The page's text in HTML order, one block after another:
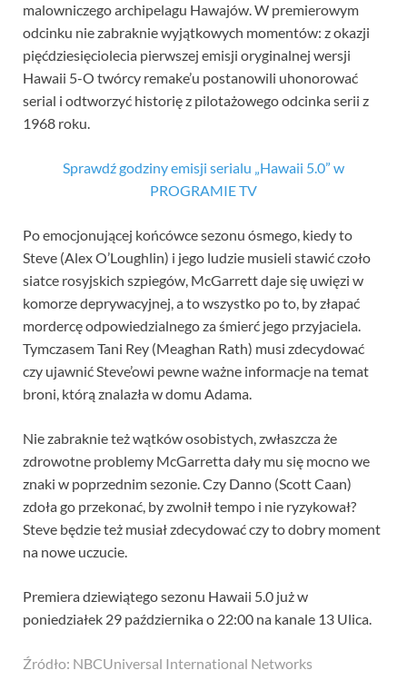
malowniczego archipelagu Hawajów. W premierowym
odcinku nie zabraknie wyjątkowych momentów: z okazji
pięćdziesięciolecia pierwszej emisji oryginalnej wersji
Hawaii 5-O twórcy remake’u postanowili uhonorować
serial i odtworzyć historię z pilotażowego odcinka serii z
1968 roku.
Sprawdź godziny emisji serialu „Hawaii 5.0” w
PROGRAMIE TV
Po emocjonującej końcówce sezonu ósmego, kiedy to
Steve (Alex O’Loughlin) i jego ludzie musieli stawić czoło
siatce rosyjskich szpiegów, McGarrett daje się uwięzi w
komorze deprywacyjnej, a to wszystko po to, by złapać
mordercę odpowiedzialnego za śmierć jego przyjaciela.
Tymczasem Tani Rey (Meaghan Rath) musi zdecydować
czy ujawnić Steve’owi pewne ważne informacje na temat
broni, którą znalazła w domu Adama.
Nie zabraknie też wątków osobistych, zwłaszcza że
zdrowotne problemy McGarretta dały mu się mocno we
znaki w poprzednim sezonie. Czy Danno (Scott Caan)
zdoła go przekonać, by zwolnił tempo i nie ryzykował?
Steve będzie też musiał zdecydować czy to dobry moment
na nowe uczucie.
Premiera dziewiątego sezonu Hawaii 5.0 już w
poniedziałek 29 października o 22:00 na kanale 13 Ulica.
Źródło: NBCUniversal International Networks